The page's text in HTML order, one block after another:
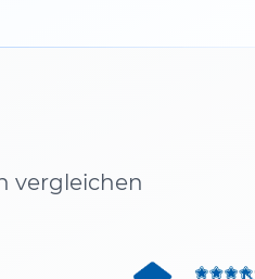
vergleichen